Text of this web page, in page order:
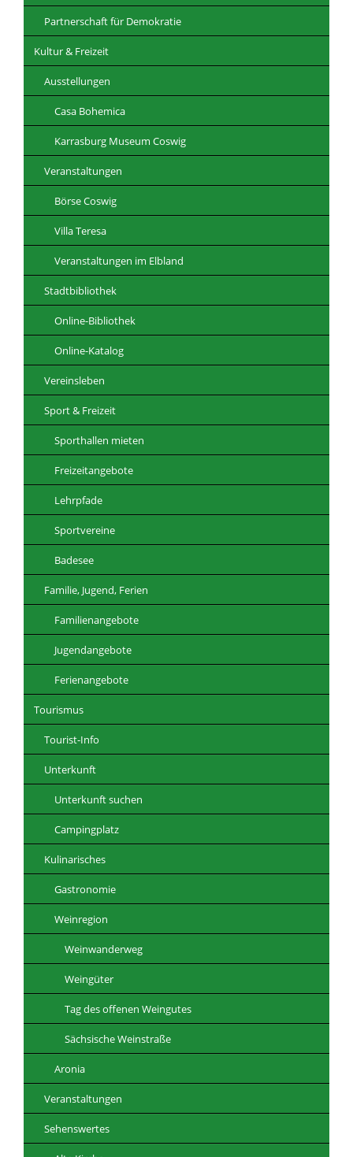
Partnerschaft für Demokratie
Kultur & Freizeit
Ausstellungen
Casa Bohemica
Karrasburg Museum Coswig
Veranstaltungen
Börse Coswig
Villa Teresa
Veranstaltungen im Elbland
Stadtbibliothek
Online-Bibliothek
Online-Katalog
Vereinsleben
Sport & Freizeit
Sporthallen mieten
Freizeitangebote
Lehrpfade
Sportvereine
Badesee
Familie, Jugend, Ferien
Familienangebote
Jugendangebote
Ferienangebote
Tourismus
Tourist-Info
Unterkunft
Unterkunft suchen
Campingplatz
Kulinarisches
Gastronomie
Weinregion
Weinwanderweg
Weingüter
Tag des offenen Weingutes
Sächsische Weinstraße
Aronia
Veranstaltungen
Sehenswertes